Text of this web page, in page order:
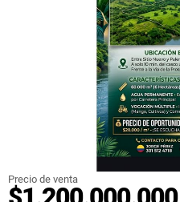
Precio de venta